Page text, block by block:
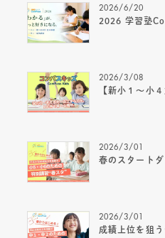
2026/6/20
2026/3/08
2026/3/01
2026/3/01